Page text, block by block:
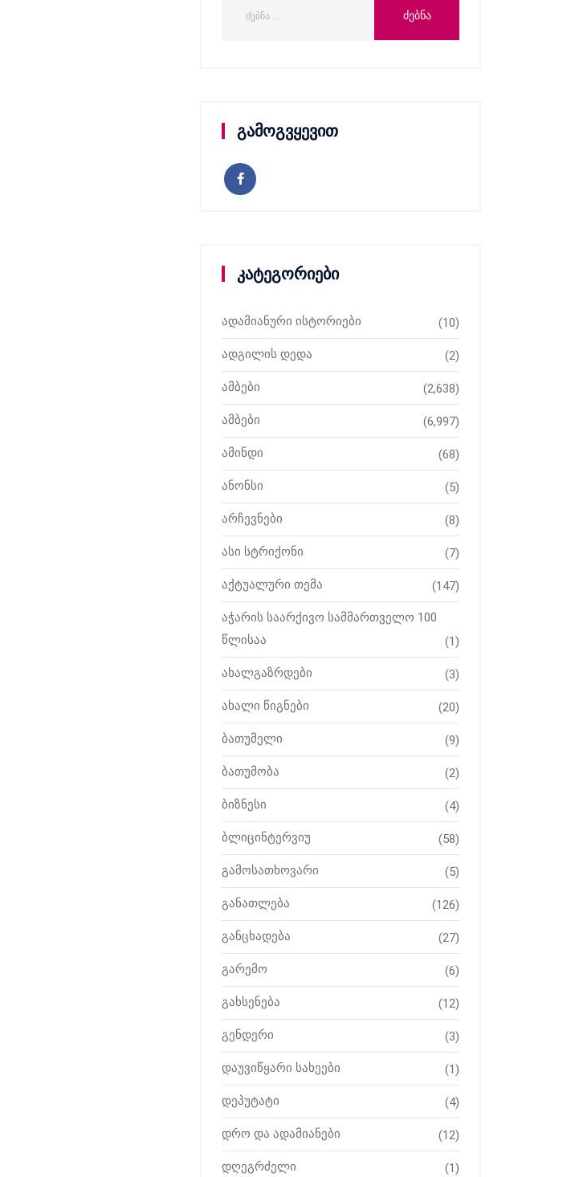
გამოგვყევით
კატეგორიები
ადამიანური ისტორიები (10)
ადგილის დედა (2)
ამბები (2,638)
ამბები (6,997)
ამინდი (68)
ანონსი (5)
არჩევნები (8)
ასი სტრიქონი (7)
აქტუალური თემა (147)
აჭარის საარქივო სამმართველო 100
წლისაა
(1)
ახალგაზრდები (3)
ახალი წიგნები (20)
ბათუმელი (9)
ბათუმობა (2)
ბიზნესი (4)
ბლიცინტერვიუ (58)
გამოსათხოვარი (5)
განათლება (126)
განცხადება (27)
გარემო (6)
გახსენება (12)
გენდერი (3)
დაუვიწყარი სახეები (1)
დეპუტატი (4)
დრო და ადამიანები (12)
დღეგრძელი (1)